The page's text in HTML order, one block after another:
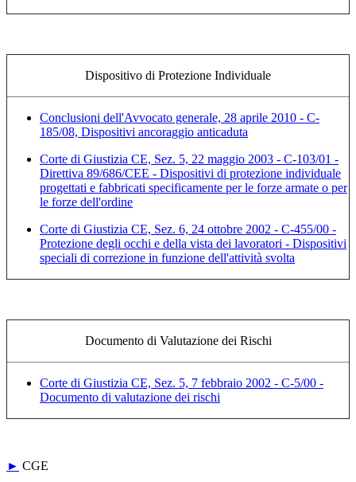
Dispositivo di Protezione Individuale
Conclusioni dell'Avvocato generale, 28 aprile 2010 - C-
185/08, Dispositivi ancoraggio anticaduta
Corte di Giustizia CE, Sez. 5, 22 maggio 2003 - C-103/01 -
Direttiva 89/686/CEE - Dispositivi di protezione individuale
progettati e fabbricati specificamente per le forze armate o per
le forze dell'ordine
Corte di Giustizia CE, Sez. 6, 24 ottobre 2002 - C-455/00 -
Protezione degli occhi e della vista dei lavoratori - Dispositivi
speciali di correzione in funzione dell'attività svolta
Documento di Valutazione dei Rischi
Corte di Giustizia CE, Sez. 5, 7 febbraio 2002 - C-5/00 -
Documento di valutazione dei rischi
► CGE